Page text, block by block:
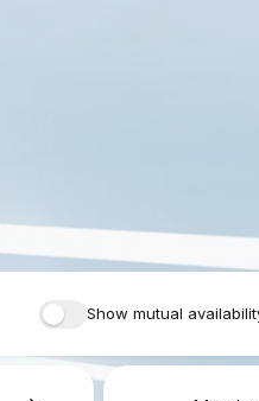
Show mutual